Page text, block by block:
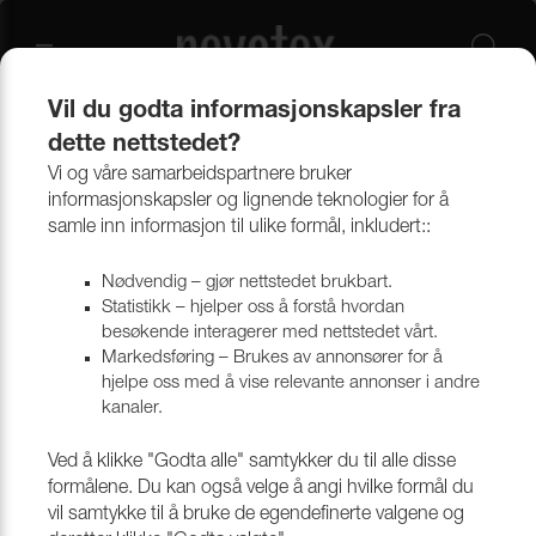
Velkommen til Nevotex
Scandinavian design since 1886
Vil du godta informasjonskapsler fra
dette nettstedet?
Vi og våre samarbeidspartnere bruker
informasjonskapsler og lignende teknologier for å
samle inn informasjon til ulike formål, inkludert::
Nødvendig – gjør nettstedet brukbart.
Statistikk – hjelper oss å forstå hvordan
besøkende interagerer med nettstedet vårt.
Markedsføring – Brukes av annonsører for å
hjelpe oss med å vise relevante annonser i andre
kanaler.
Ved å klikke "Godta alle" samtykker du til alle disse
formålene. Du kan også velge å angi hvilke formål du
vil samtykke til å bruke de egendefinerte valgene og